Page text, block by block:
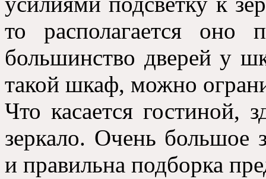
то располагается оно
большинство дверей у
такой шкаф, можно
Что касается гостиной,
зеркало. Очень большое
и правильна подборка